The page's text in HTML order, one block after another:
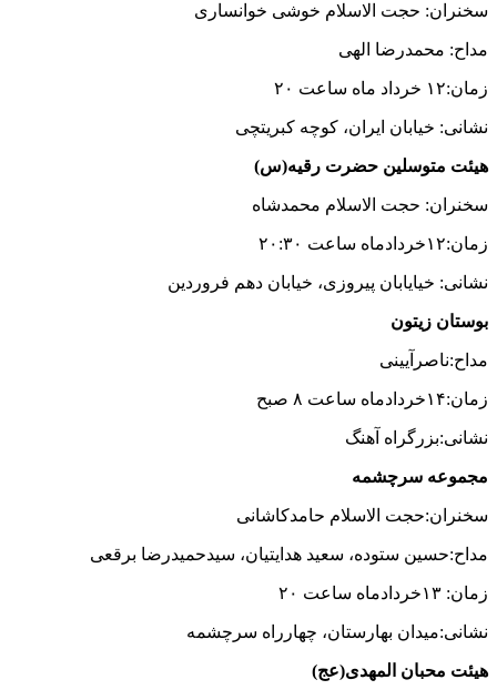
سخنران: حجت الاسلام خوشی خوانساری
مداح: محمدرضا الهی
زمان:۱۲ خرداد ماه ساعت ۲۰
نشانی: خیابان ایران، کوچه کبریتچی
هیئت متوسلین حضرت رقیه(س)
سخنران: حجت الاسلام محمدشاه
زمان:۱۲خردادماه ساعت ۲۰:۳۰
نشانی: خیایابان پیروزی، خیابان دهم فروردین
بوستان زیتون
مداح:ناصرآیینی
زمان:۱۴خردادماه ساعت ۸ صبح
نشانی:بزرگراه آهنگ
مجموعه سرچشمه
سخنران:حجت الاسلام حامدکاشانی
مداح:حسین ستوده، سعید هدایتیان، سیدحمیدرضا برقعی
زمان: ۱۳خردادماه ساعت ۲۰
نشانی:میدان بهارستان، چهارراه سرچشمه
هیئت محبان المهدی(عج)